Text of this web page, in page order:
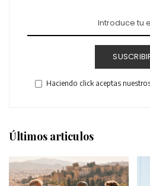
Haciendo click aceptas
Últimos articulos